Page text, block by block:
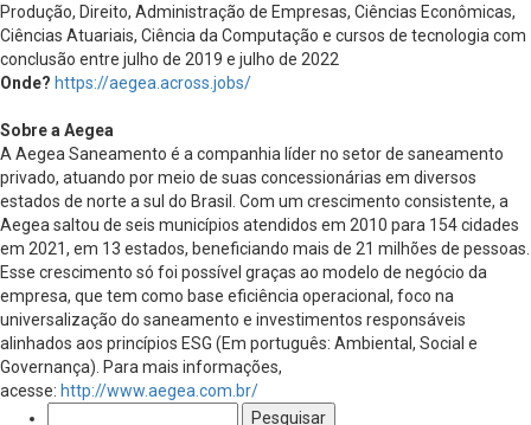
Produção, Direito, Administração de Empresas, Ciências Econômicas,
Ciências Atuariais, Ciência da Computação e cursos de tecnologia com
conclusão entre julho de 2019 e julho de 2022
Onde? https://aegea.across.jobs/
Sobre a Aegea
A Aegea Saneamento é a companhia líder no setor de saneamento
privado, atuando por meio de suas concessionárias em diversos
estados de norte a sul do Brasil. Com um crescimento consistente, a
Aegea saltou de seis municípios atendidos em 2010 para 154 cidades
em 2021, em 13 estados, beneficiando mais de 21 milhões de pessoas.
Esse crescimento só foi possível graças ao modelo de negócio da
empresa, que tem como base eficiência operacional, foco na
universalização do saneamento e investimentos responsáveis
alinhados aos princípios ESG (Em português: Ambiental, Social e
Governança). Para mais informações,
acesse: http://www.aegea.com.br/